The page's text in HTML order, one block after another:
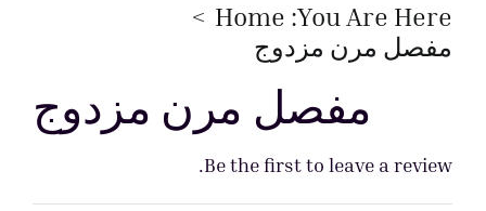
المنتجات
You Are Here:
Home
مفصل مرن مزدوج
مفصل مرن مزدوج
Be the first to leave a review.